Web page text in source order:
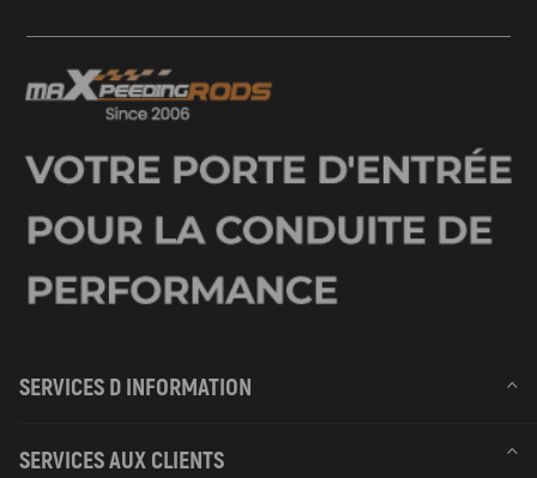
service après-vente.
recommandée.
SERVICES D INFORMATION
SERVICES AUX CLIENTS